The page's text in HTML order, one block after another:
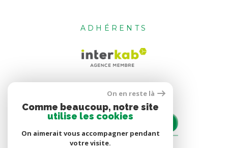
ADHÉRENTS
On en reste là
Comme beaucoup, notre site
utilise les cookies
On aimerait vous accompagner pendant
votre visite.